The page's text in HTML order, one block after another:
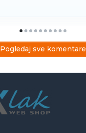
Pogledaj sve komentare